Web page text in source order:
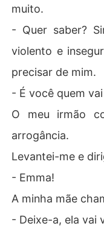
muito.
- Quer saber?
violento e
precisar de mim.
- É você quem
O meu irmão
arrogância.
Levantei-me e
- Emma!
A minha mãe
- Deixe-a, ela vai